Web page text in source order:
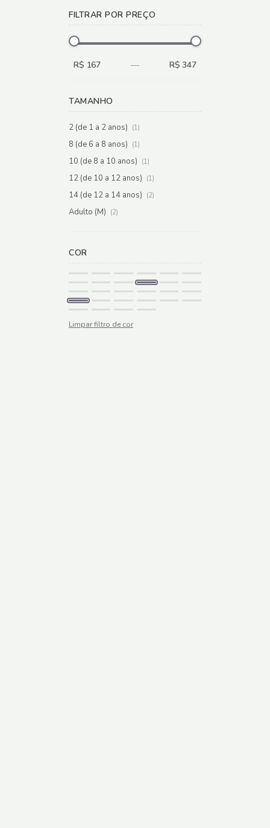
FILTRAR POR PREÇO
R$ 167 — R$ 347
TAMANHO
2 (de 1 a 2 anos) (1)
8 (de 6 a 8 anos) (1)
10 (de 8 a 10 anos) (1)
12 (de 10 a 12 anos) (1)
14 (de 12 a 14 anos) (2)
Adulto (M) (2)
COR
Limpar filtro de cor